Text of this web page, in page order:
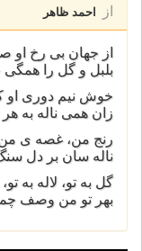
از احمد ظاهر
از جهان بی رخ
بلبل و گل را
خوش نيم دوری او
زان همی ناله به
رنج من، غصه ی
ناله سان بر دل
گل به تو، لاله به
بهر تو من وصف